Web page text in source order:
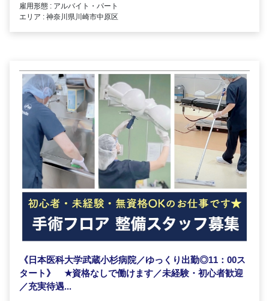
雇用形態 : アルバイト・パート
エリア : 神奈川県川崎市中原区
《日本医科大学武蔵小杉病院／ゆっくり出勤◎11：00ス
タート》 ★資格なしで働けます／未経験・初心者歓迎
／充実待遇...